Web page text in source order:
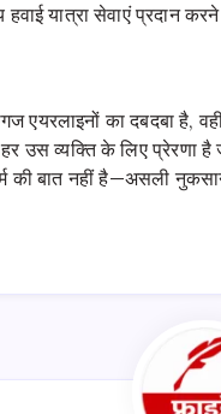
यात्रा सेवाएं प्रदान
एयरलाइनों का दबदबा
हर उस व्यक्ति के लिए
की बात नहीं है—असली